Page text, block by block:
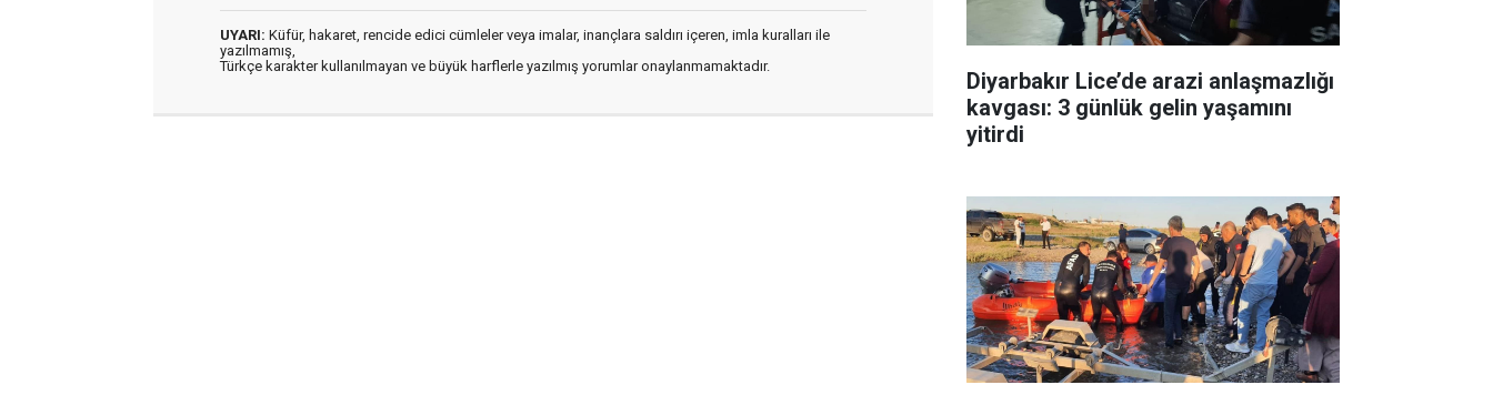
UYARI: Küfür, hakaret, rencide edici cümleler veya imalar, inançlara saldırı içeren, imla kuralları ile
yazılmamış,
Türkçe karakter kullanılmayan ve büyük harflerle yazılmış yorumlar onaylanmamaktadır.
Diyarbakır Lice’de arazi anlaşmazlığı
kavgası: 3 günlük gelin yaşamını
yitirdi